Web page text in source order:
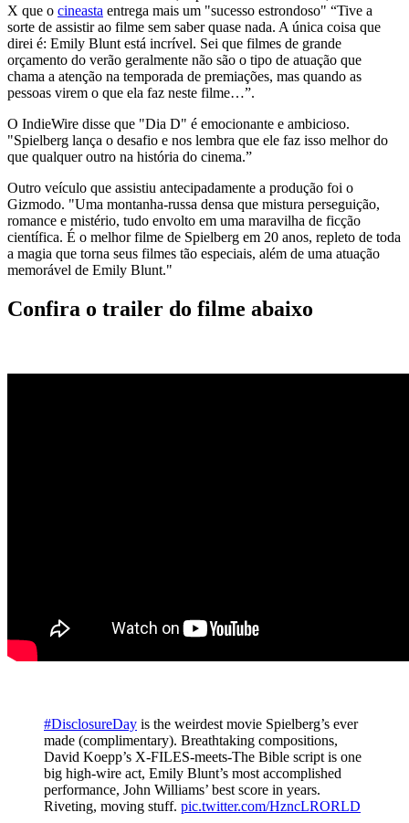
X que o cineasta entrega mais um "sucesso estrondoso" “Tive a
sorte de assistir ao filme sem saber quase nada. A única coisa que
direi é: Emily Blunt está incrível. Sei que filmes de grande
orçamento do verão geralmente não são o tipo de atuação que
chama a atenção na temporada de premiações, mas quando as
pessoas virem o que ela faz neste filme…”.
O IndieWire disse que "Dia D" é emocionante e ambicioso.
"Spielberg lança o desafio e nos lembra que ele faz isso melhor do
que qualquer outro na história do cinema.”
Outro veículo que assistiu antecipadamente a produção foi o
Gizmodo. "Uma montanha-russa densa que mistura perseguição,
romance e mistério, tudo envolto em uma maravilha de ficção
científica. É o melhor filme de Spielberg em 20 anos, repleto de toda
a magia que torna seus filmes tão especiais, além de uma atuação
memorável de Emily Blunt."
Confira o trailer do filme abaixo
#DisclosureDay is the weirdest movie Spielberg’s ever
made (complimentary). Breathtaking compositions,
David Koepp’s X-FILES-meets-The Bible script is one
big high-wire act, Emily Blunt’s most accomplished
performance, John Williams’ best score in years.
Riveting, moving stuff. pic.twitter.com/HzncLRORLD